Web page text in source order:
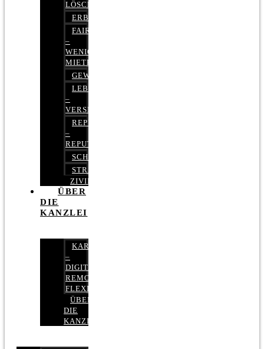
LÖSCHEN
ERBRECHT
FAIRMIETEN
–
WENIGER
MIETE
GEWERBERECHT
LEBENSVERSICHERUNG
–
VERSICHERUNGSRECHT
REPUTATIONSRECHT
–
REPUTATIONSMANAGEMENT
SCHUFARECHT
STRAFRECHT
ZIVILRECHT
ÜBER
DIE
KANZLEI
KARRIERE
–
DIGITAL,
REMOTE,
FLEXIBEL
ÜBER
DIE
KANZLEI